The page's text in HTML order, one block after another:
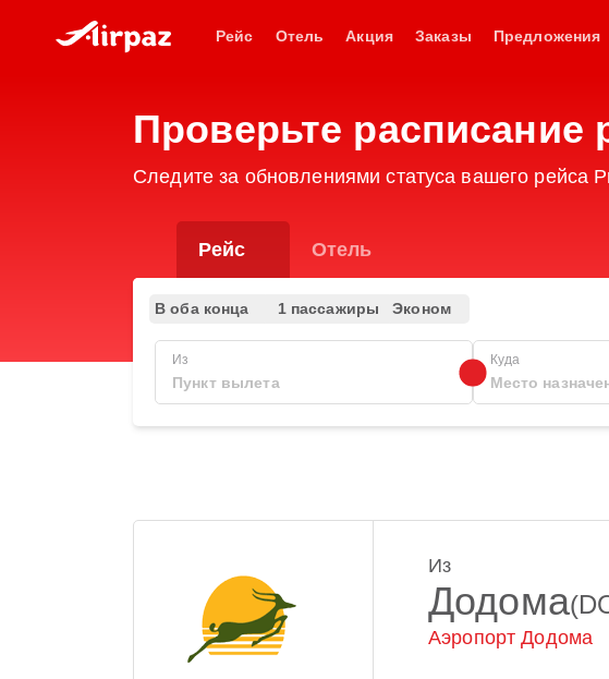
Рейс Отель Акция Заказы Предложения
Проверьте расписание
Следите за обновлениями статуса вашего рейса
Рейс Отель
В оба конца 1 пассажиры Эконом
Из Куда
Из
Додома
Аэропорт Додома